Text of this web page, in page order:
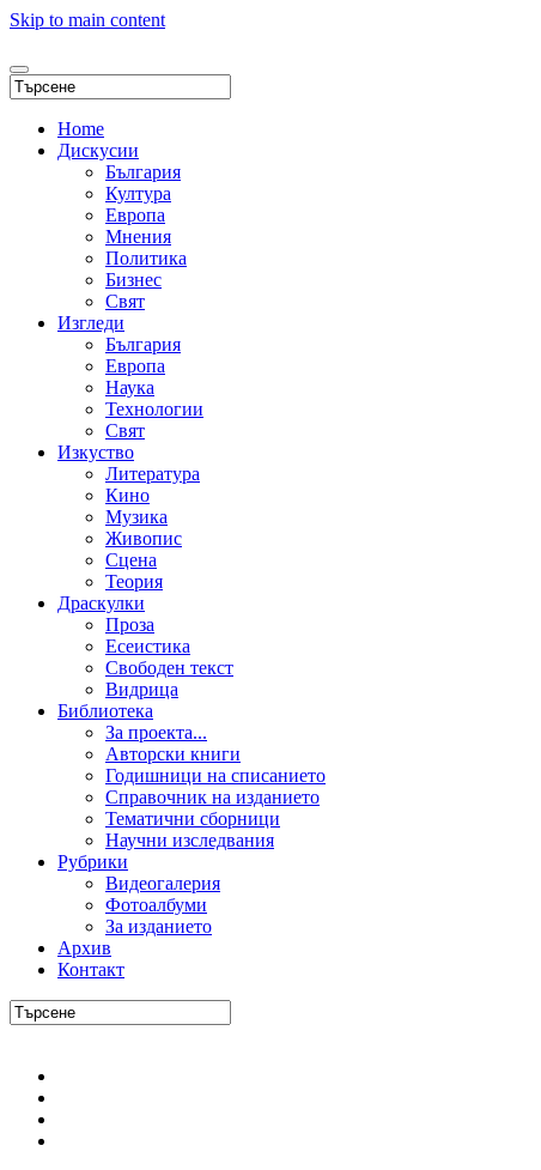
Skip to main content
Home
Дискусии
България
Култура
Европа
Мнения
Политика
Бизнес
Свят
Изгледи
България
Европа
Наука
Технологии
Свят
Изкуство
Литература
Кино
Музика
Живопис
Сцена
Теория
Драскулки
Проза
Есеистика
Свободен текст
Видрица
Библиотека
За проекта...
Авторски книги
Годишници на списанието
Справочник на изданието
Тематични сборници
Научни изследвания
Рубрики
Видеогалерия
Фотоалбуми
За изданието
Архив
Контакт